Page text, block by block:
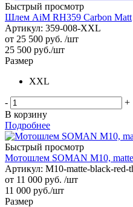
Быстрый просмотр
Шлем AiM RH359 Carbon Matt
Артикул: 359-008-XXL
от 25 500 руб. /шт
25 500 руб./шт
Размер
XXL
-
+
В корзину
Подробнее
Быстрый просмотр
Мотошлем SOMAN M10, matte
Артикул: M10-matte-black-red-
от 11 000 руб. /шт
11 000 руб./шт
Размер